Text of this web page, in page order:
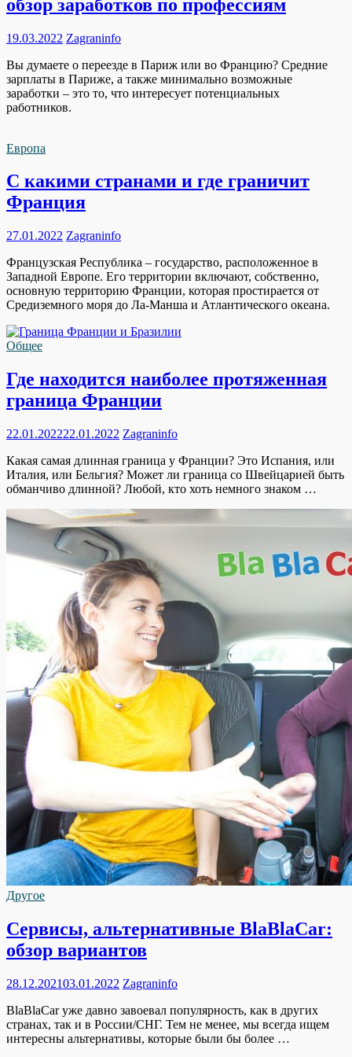
обзор заработков по профессиям
19.03.2022 Zagraninfo
Вы думаете о переезде в Париж или во Францию? Средние
зарплаты в Париже, а также минимально возможные
заработки – это то, что интересует потенциальных
работников.
Европа
С какими странами и где граничит
Франция
27.01.2022 Zagraninfo
Французская Республика – государство, расположенное в
Западной Европе. Его территории включают, собственно,
основную территорию Франции, которая простирается от
Средиземного моря до Ла-Манша и Атлантического океана.
Общее
Где находится наиболее протяженная
граница Франции
22.01.202222.01.2022 Zagraninfo
Какая самая длинная граница у Франции? Это Испания, или
Италия, или Бельгия? Может ли граница со Швейцарией быть
обманчиво длинной? Любой, кто хоть немного знаком …
Другое
Сервисы, альтернативные BlaBlaCar:
обзор вариантов
28.12.202103.01.2022 Zagraninfo
BlaBlaCar уже давно завоевал популярность, как в других
странах, так и в России/СНГ. Тем не менее, мы всегда ищем
интересны альтернативы, которые были бы более …